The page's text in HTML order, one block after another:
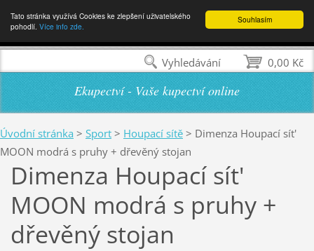
Souhlasím
Tato stránka využívá Cookies ke zlepšení uživatelského
pohodlí. Více info zde.
Ekupectví - Vaše kupectví online
Úvodní stránka > Sport > Houpací sítě > Dimenza Houpací sít'
MOON modrá s pruhy + dřevěný stojan
Dimenza Houpací sít'
MOON modrá s pruhy +
dřevěný stojan
0,00 Kč
Vyhledávání